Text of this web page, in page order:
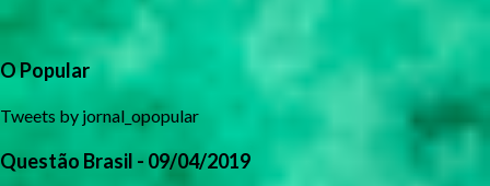
O Popular
Tweets by jornal_opopular
Questão Brasil - 09/04/2019